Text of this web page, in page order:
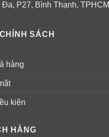
P27, Bình Thạnh, TPHCM
SÁCH
hàng
kiện
HÀNG